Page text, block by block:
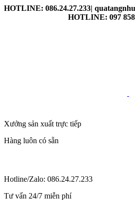
HOTLINE: 086.24.27.233|
HOTLINE: 097
Xưởng sản xuất trực tiếp
Hàng luôn có sẵn
Hotline/Zalo: 086.24.27.233
Tư vấn 24/7 miễn phí